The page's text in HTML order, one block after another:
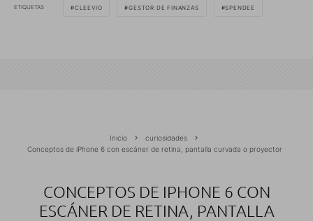
ETIQUETAS CLEEVIO GESTOR DE FINANZAS SPENDEE
Inicio
curiosidades
Conceptos de iPhone 6 con escáner de retina, pantalla curvada o proyector
CONCEPTOS DE IPHONE 6 CON
ESCÁNER DE RETINA, PANTALLA